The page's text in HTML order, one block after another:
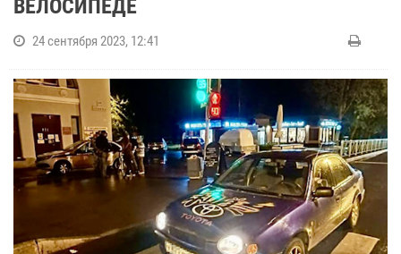
ВЕЛОСИПЕДЕ
24 сентября 2023, 12:41